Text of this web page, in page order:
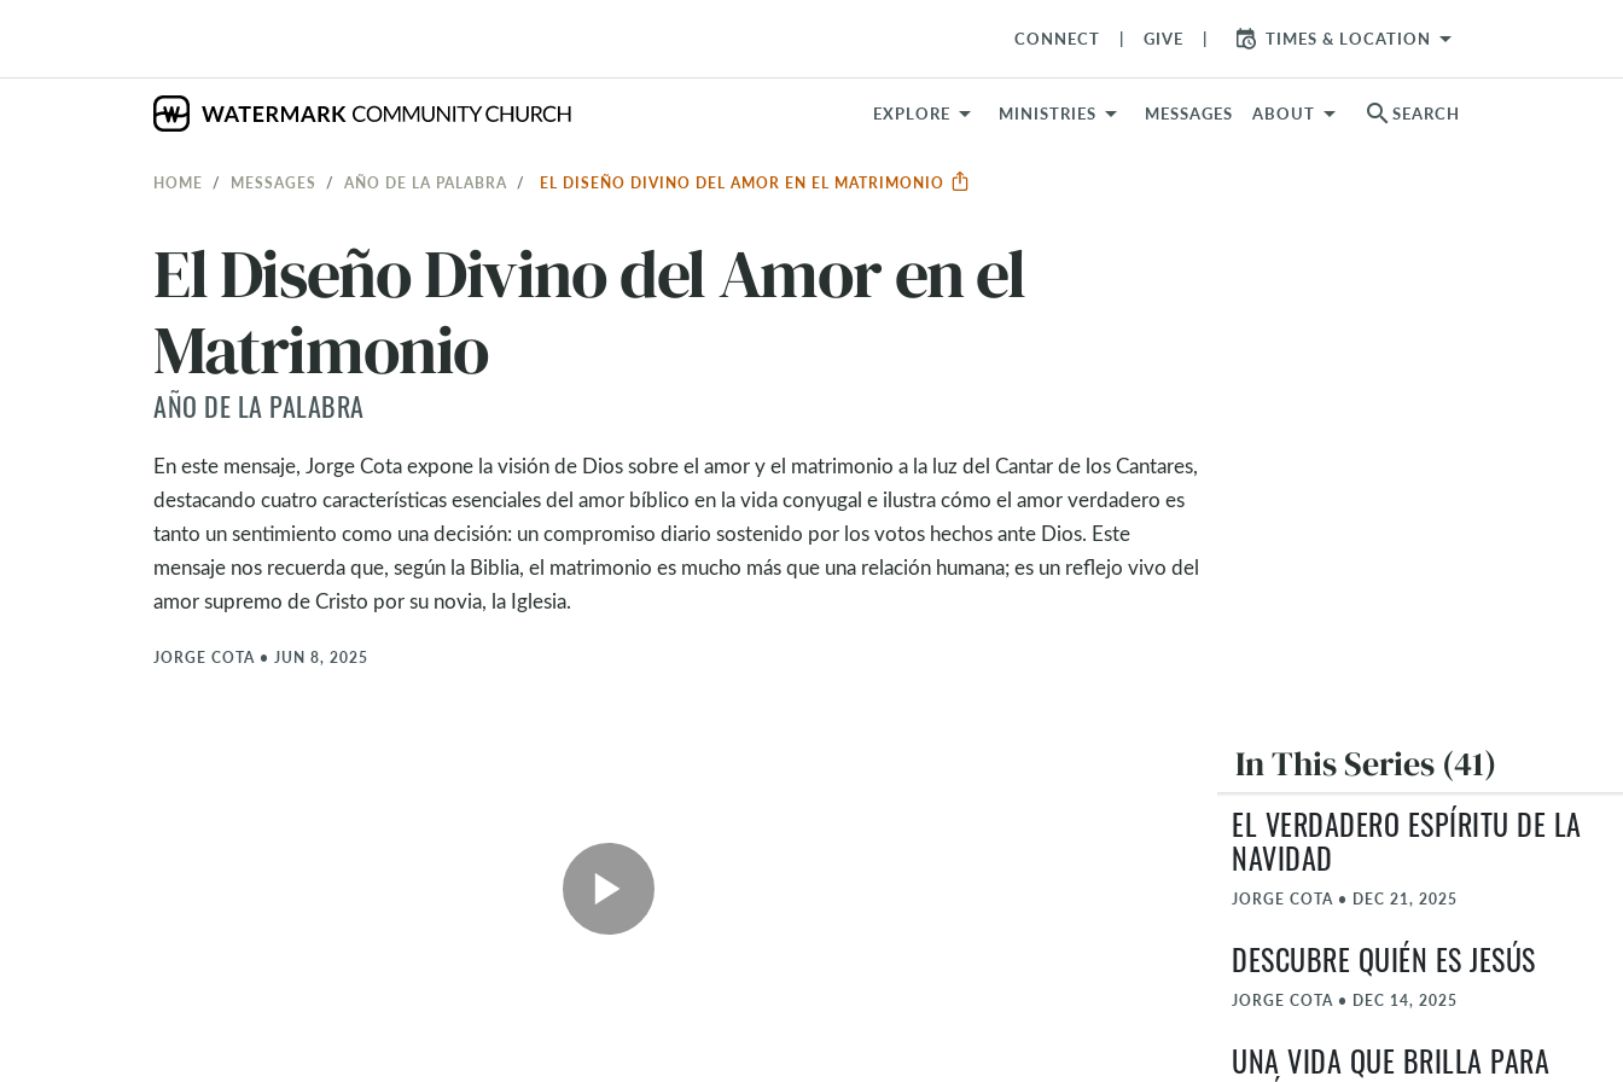
CONNECT GIVE TIMES & LOCATION arrow_drop_down
EXPLORE MINISTRIES MESSAGES ABOUT search SEARCH
HOME MESSAGES AÑO DE LA PALABRA EL DISEÑO DIVINO DEL AMOR EN EL MATRIMONIO
El Diseño Divino del Amor en el
Matrimonio
AÑO DE LA PALABRA
En este mensaje, Jorge Cota expone la visión de Dios sobre el amor y el matrimonio a la luz del Cantar de los Cantares,
destacando cuatro características esenciales del amor bíblico en la vida conyugal e ilustra cómo el amor verdadero es
tanto un sentimiento como una decisión: un compromiso diario sostenido por los votos hechos ante Dios. Este
mensaje nos recuerda que, según la Biblia, el matrimonio es mucho más que una relación humana; es un reflejo vivo del
amor supremo de Cristo por su novia, la Iglesia.
JORGE COTA • JUN 8, 2025
In This Series (41)
EL VERDADERO ESPÍRITU DE LA
NAVIDAD
JORGE COTA • DEC 21, 2025
DESCUBRE QUIÉN ES JESÚS
JORGE COTA • DEC 14, 2025
UNA VIDA QUE BRILLA PARA